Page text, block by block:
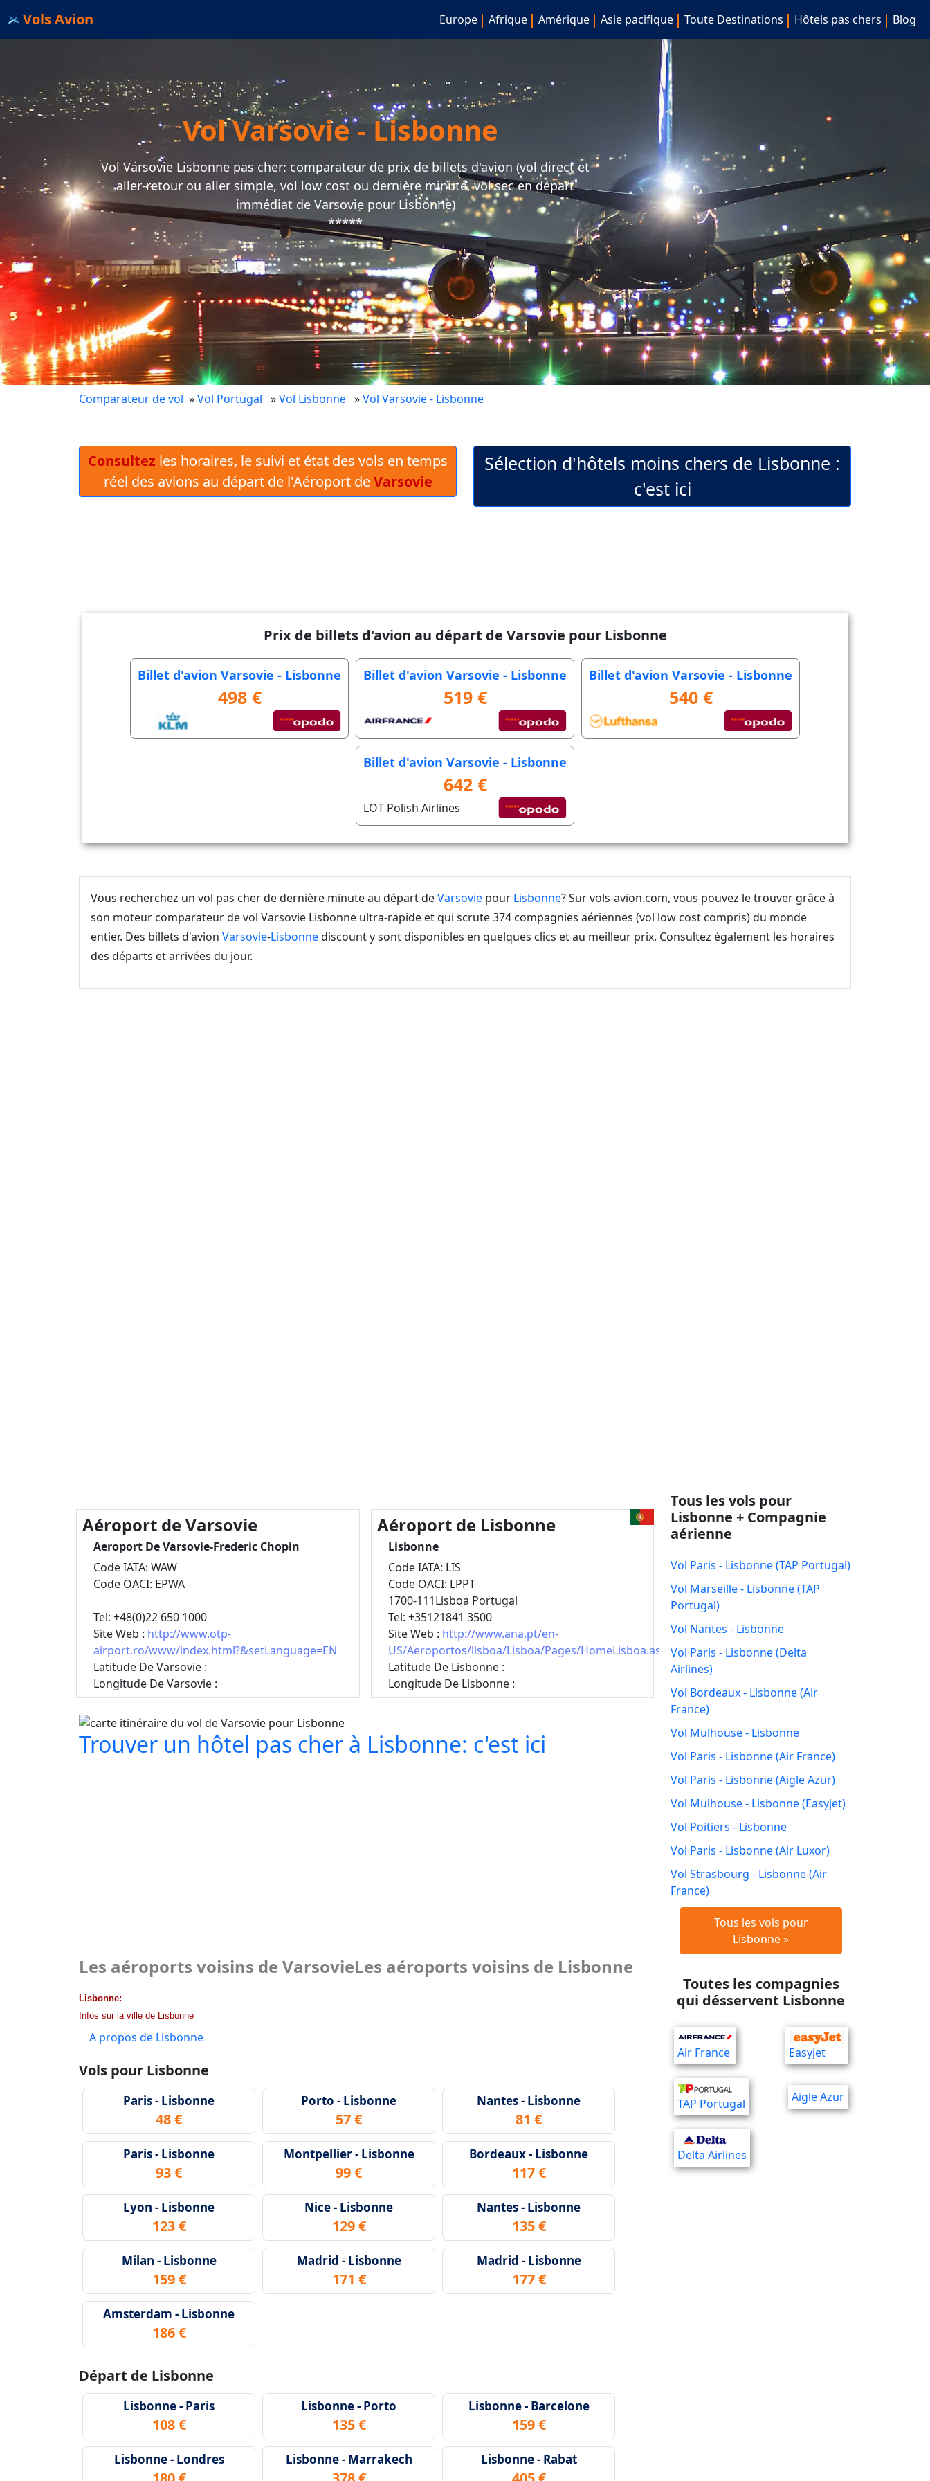
Vols Avion Europe Afrique Amérique Asie pacifique Toute Destinations Hôtels pas chers Blog
Vol Varsovie - Lisbonne
Vol Varsovie Lisbonne pas cher: comparateur de prix de billets d'avion (vol direct et
aller-retour ou aller simple, vol low cost ou dernière minute, vol sec en départ
immédiat de Varsovie pour Lisbonne)
*****
Comparateur de vol »Vol Portugal »Vol Lisbonne »Vol Varsovie - Lisbonne
Consultez les horaires, le suivi et état des vols en temps
réel des avions au départ de l'Aéroport deVarsovie
Sélection d'hôtels moins chers de Lisbonne :
c'est ici
Prix de billets d'avion au départ de Varsovie pour Lisbonne
Billet d'avion Varsovie - Lisbonne
498 €
Billet d'avion Varsovie - Lisbonne
519 €
Billet d'avion Varsovie - Lisbonne
540 €
Billet d'avion Varsovie - Lisbonne
642 €
LOT Polish Airlines
Vous recherchez un vol pas cher de dernière minute au départ deVarsovie pour Lisbonne? Sur vols-avion.com, vous pouvez le trouver grâce à
son moteur comparateur de vol Varsovie Lisbonne ultra-rapide et qui scrute 374 compagnies aériennes (vol low cost compris) du monde
entier. Des billets d'avion Varsovie-Lisbonnediscount y sont disponibles en quelques clics et au meilleur prix. Consultez également les horaires
des départs et arrivées du jour.
Aéroport de Varsovie
Aeroport De Varsovie-Frederic Chopin
Code IATA: WAW
Code OACI: EPWA
Tel: +48(0)22 650 1000
Site Web : http://www.otp-
airport.ro/www/index.html?&setLanguage=EN
Latitude De Varsovie :
Longitude De Varsovie :
Aéroport de Lisbonne
Lisbonne
Code IATA: LIS
Code OACI: LPPT
1700-111Lisboa Portugal
Tel: +35121841 3500
Site Web : http://www.ana.pt/en-
US/Aeroportos/lisboa/Lisboa/Pages/HomeLisboa.aspx
Latitude De Lisbonne :
Longitude De Lisbonne :
Trouver un hôtel pas cher à Lisbonne: c'est ici
Les aéroports voisins de VarsovieLes aéroports voisins de Lisbonne
Lisbonne:
Infos sur la ville de Lisbonne
A propos de Lisbonne
Vols pour Lisbonne
Paris - Lisbonne
48 €
Porto - Lisbonne
57 €
Nantes - Lisbonne
81 €
Paris - Lisbonne
93 €
Montpellier - Lisbonne
99 €
Bordeaux - Lisbonne
117 €
Lyon - Lisbonne
123 €
Nice - Lisbonne
129 €
Nantes - Lisbonne
135 €
Milan - Lisbonne
159 €
Madrid - Lisbonne
171 €
Madrid - Lisbonne
177 €
Amsterdam - Lisbonne
186 €
Départ de Lisbonne
Lisbonne - Paris
108 €
Lisbonne - Porto
135 €
Lisbonne - Barcelone
159 €
Lisbonne - Londres Lisbonne - Marrakech Lisbonne - Rabat
Tous les vols pour
Lisbonne + Compagnie
aérienne
Vol Paris - Lisbonne (TAP Portugal)
Vol Marseille - Lisbonne (TAP
Portugal)
Vol Nantes - Lisbonne
Vol Paris - Lisbonne (Delta
Airlines)
Vol Bordeaux - Lisbonne (Air
France)
Vol Mulhouse - Lisbonne
Vol Paris - Lisbonne (Air France)
Vol Paris - Lisbonne (Aigle Azur)
Vol Mulhouse - Lisbonne (Easyjet)
Vol Poitiers - Lisbonne
Vol Paris - Lisbonne (Air Luxor)
Vol Strasbourg - Lisbonne (Air
France)
Tous les vols pour
Lisbonne »
Toutes les compagnies
qui désservent Lisbonne
Air France Easyjet
TAP Portugal Aigle Azur
Delta Airlines